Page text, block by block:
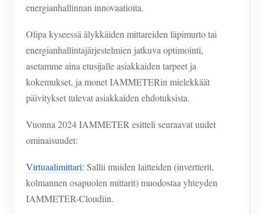
energianhallinnan innovaatioita.
Olipa kyseessä älykkäiden mittareiden läpimurto tai
energianhallintajärjestelmien jatkuva optimointi,
asetamme aina etusijalle asiakkaiden tarpeet ja
kokemukset, ja monet IAMMETERin mielekkäät
päivitykset tulevat asiakkaiden ehdotuksista.
Vuonna 2024 IAMMETER esitteli seuraavat uudet
ominaisuudet:
Virtuaalimittari: Sallii muiden laitteiden (invertterit,
kolmannen osapuolen mittarit) muodostaa yhteyden
IAMMETER-Cloudiin.